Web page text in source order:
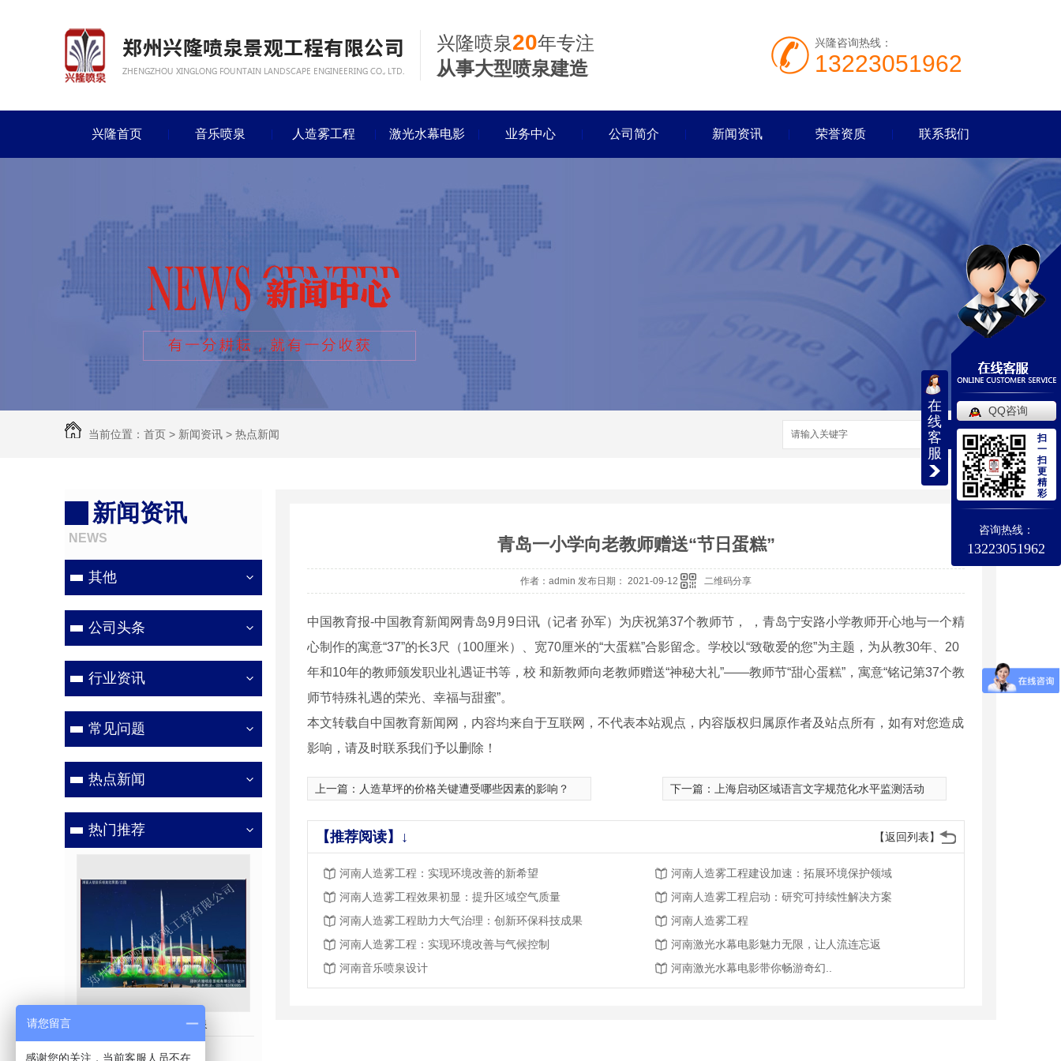
兴隆喷泉20年专注
从事大型喷泉建造
兴隆咨询热线：
13223051962
兴隆首页 音乐喷泉 人造雾工程 激光水幕电影 业务中心 公司简介 新闻资讯 荣誉资质 联系我们
当前位置： 首页 > 新闻资讯 > 热点新闻 搜索
新闻资讯
NEWS
其他
公司头条
行业资讯
常见问题
热点新闻
热门推荐
湖面大型音乐喷泉
青岛一小学向老教师赠送“节日蛋糕”
作者：admin 发布日期： 2021-09-12 二维码分享
中国教育报-中国教育新闻网青岛9月9日讯（记者 孙军）为庆祝第37个教师节， ，青岛宁安路小学教师开心地与一个精
心制作的寓意“37”的长3尺（100厘米）、宽70厘米的“大蛋糕”合影留念。学校以“致敬爱的您”为主题，为从教30年、20
年和10年的教师颁发职业礼遇证书等，校 和新教师向老教师赠送“神秘大礼”——教师节“甜心蛋糕”，寓意“铭记第37个教
师节特殊礼遇的荣光、幸福与甜蜜”。
本文转载自中国教育新闻网，内容均来自于互联网，不代表本站观点，内容版权归属原作者及站点所有，如有对您造成
影响，请及时联系我们予以删除！
上一篇： 人造草坪的价格关键遭受哪些因素的影响？ 下一篇： 上海启动区域语言文字规范化水平监测活动
【返回列表】
【推荐阅读】↓
河南人造雾工程：实现环境改善的新希望
河南人造雾工程建设加速：拓展环境保护领域
河南人造雾工程效果初显：提升区域空气质量
河南人造雾工程启动：研究可持续性解决方案
河南人造雾工程助力大气治理：创新环保科技成果
河南人造雾工程
河南人造雾工程：实现环境改善与气候控制
河南激光水幕电影魅力无限，让人流连忘返
河南音乐喷泉设计
河南激光水幕电影带你畅游奇幻..
在
线
客
服
QQ咨询
扫
一
扫
更
精
彩
咨询热线：
13223051962
请您留言
感谢您的关注，当前客服人员不在